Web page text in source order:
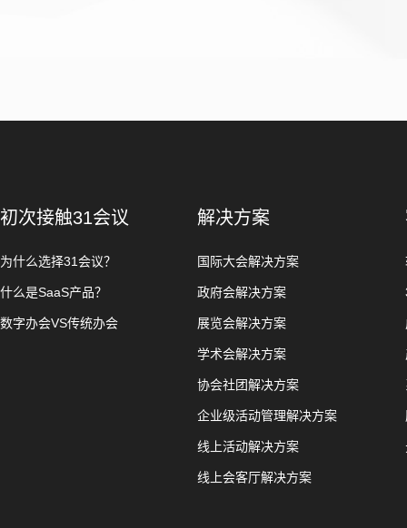
初次接触31会议
为什么选择31会议？
什么是SaaS产品？
数字办会VS传统办会
解决方案
国际大会解决方案
政府会解决方案
展览会解决方案
学术会解决方案
协会社团解决方案
企业级活动管理解决方案
线上活动解决方案
线上会客厅解决方案